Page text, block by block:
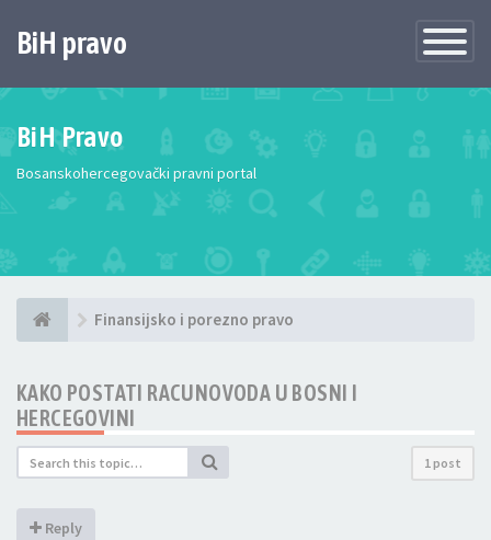
Toggle
BiH pravo
BiH Pravo
Bosanskohercegovački pravni portal
Finansijsko i porezno pravo
KAKO POSTATI RACUNOVODA U BOSNI I
HERCEGOVINI
1 post
Reply